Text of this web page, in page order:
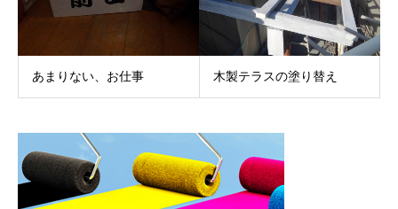
あまりない、お仕事 木製テラスの塗り替え